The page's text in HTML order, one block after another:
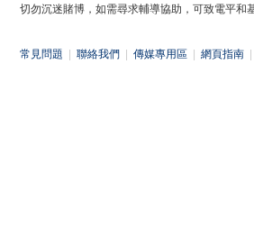
切勿沉迷賭博，如需尋求輔導協助，可致電平和
常見問題 聯絡我們 傳媒專用區 網頁指南